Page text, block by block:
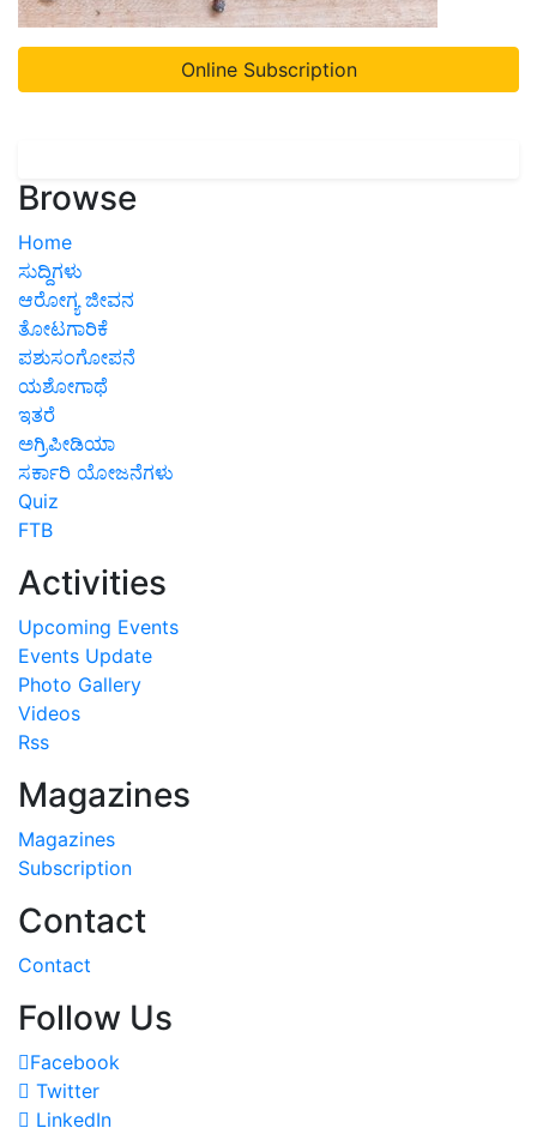
Online Subscription
Browse
Home
ಸುದ್ದಿಗಳು
ಆರೋಗ್ಯ ಜೀವನ
ತೋಟಗಾರಿಕೆ
ಪಶುಸಂಗೋಪನೆ
ಯಶೋಗಾಥೆ
ಇತರೆ
ಅಗ್ರಿಪೀಡಿಯಾ
ಸರ್ಕಾರಿ ಯೋಜನೆಗಳು
Quiz
FTB
Activities
Upcoming Events
Events Update
Photo Gallery
Videos
Rss
Magazines
Magazines
Subscription
Contact
Contact
Follow Us
Facebook
Twitter
LinkedIn